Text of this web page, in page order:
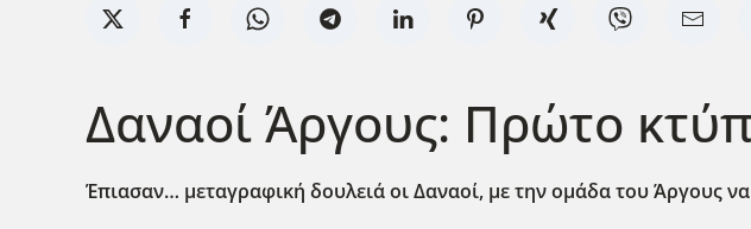
Δαναοί Άργους: Πρώτο
Έπιασαν… μεταγραφική δουλειά οι Δαναοί, με την ομάδα του Άργους